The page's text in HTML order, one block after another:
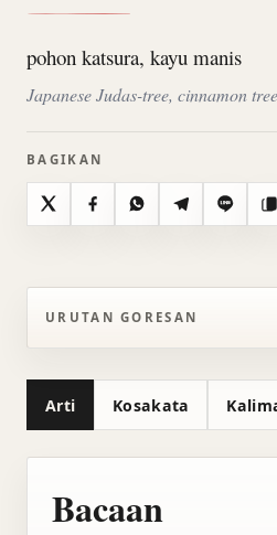
pohon katsura, kayu manis
Japanese Judas-tree, cinnamon tree
BAGIKAN
X FacebookWhatsAppTelegramLine
URUTAN GORESAN
Arti Kosakata
Bacaan